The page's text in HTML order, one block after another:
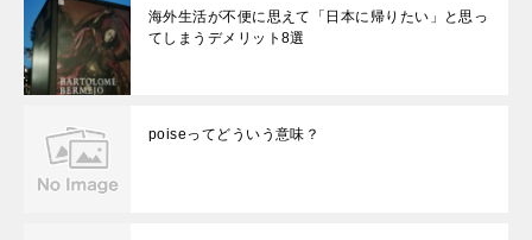
海外生活が不便に思えて「日本に帰りたい」と思っ
てしまうデメリット8選
poiseってどういう意味？